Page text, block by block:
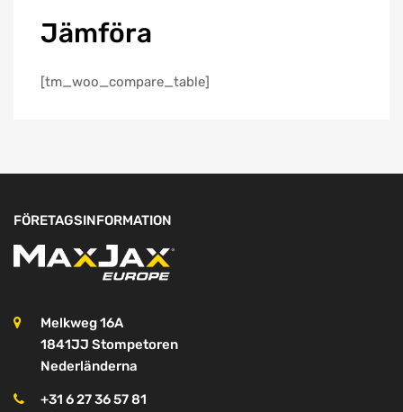
Jämföra
[tm_woo_compare_table]
FÖRETAGSINFORMATION
Melkweg 16A
1841JJ Stompetoren
Nederländerna
+31 6 27 36 57 81